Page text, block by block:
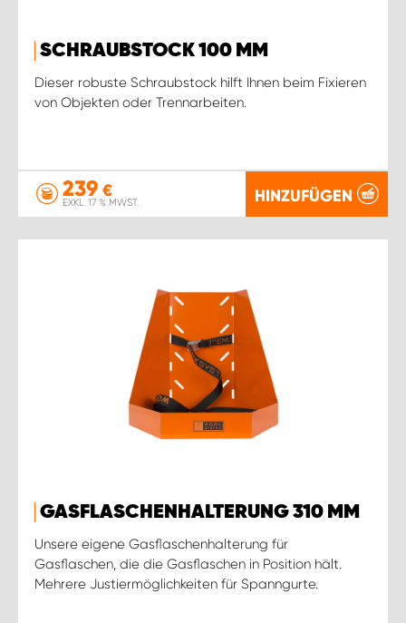
SCHRAUBSTOCK 100 MM
Dieser robuste Schraubstock hilft Ihnen beim Fixieren
von Objekten oder Trennarbeiten.
239 €
EXKL. 17 % MWST. HINZUFÜGEN
GASFLASCHENHALTERUNG 310 MM
Unsere eigene Gasflaschenhalterung für
Gasflaschen, die die Gasflaschen in Position hält.
Mehrere Justiermöglichkeiten für Spanngurte.